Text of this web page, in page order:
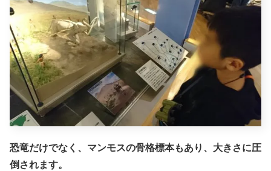
恐竜だけでなく、マンモスの骨格標本もあり、大きさに圧
倒されます。